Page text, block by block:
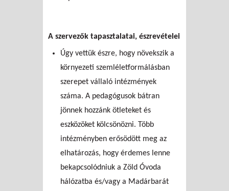
A szervezők tapasztalatai, észrevételei
Úgy vettük észre, hogy növekszik a
környezeti szemléletformálásban
szerepet vállaló intézmények
száma. A pedagógusok bátran
jönnek hozzánk ötleteket és
eszközöket kölcsönözni. Több
intézményben erősödött meg az
elhatározás, hogy érdemes lenne
bekapcsolódniuk a Zöld Óvoda
hálózatba és/vagy a Madárbarát